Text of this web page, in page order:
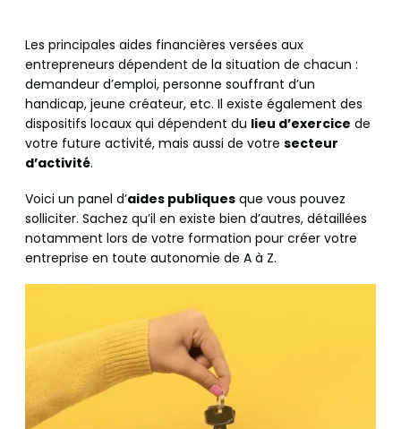
Les principales aides financières versées aux
entrepreneurs dépendent de la situation de chacun :
demandeur d’emploi, personne souffrant d’un
handicap, jeune créateur, etc. Il existe également des
dispositifs locaux qui dépendent du lieu d’exercice de
votre future activité, mais aussi de votre secteur
d’activité.
Voici un panel d’aides publiques que vous pouvez
solliciter. Sachez qu’il en existe bien d’autres, détaillées
notamment lors de votre formation pour créer votre
entreprise en toute autonomie de A à Z.